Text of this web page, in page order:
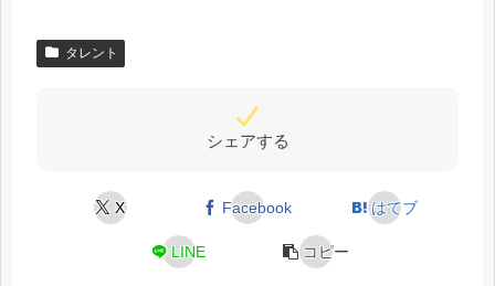
タレント
シェアする
X Facebook はてブ
LINE コピー